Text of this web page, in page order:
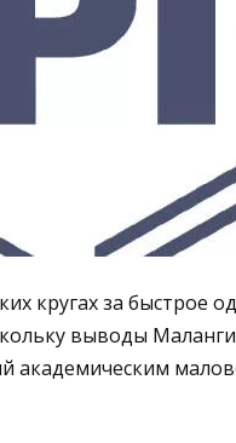
кругах за быстрое
выводы
академическим